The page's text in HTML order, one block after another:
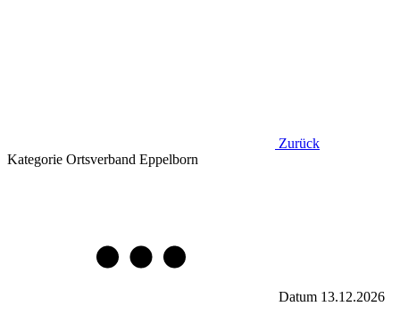
Zurück
Kategorie Ortsverband Eppelborn
Datum 13.12.2026